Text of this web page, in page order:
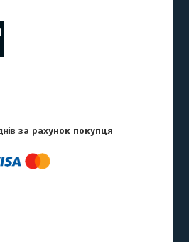
за рахунок покупця